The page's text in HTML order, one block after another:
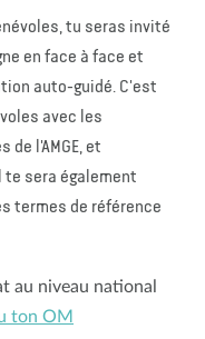
tu seras invité
en face à face et
auto-guidé. C'est
avec les
l'AMGE, et
te sera également
termes de référence
au niveau national
ton OM